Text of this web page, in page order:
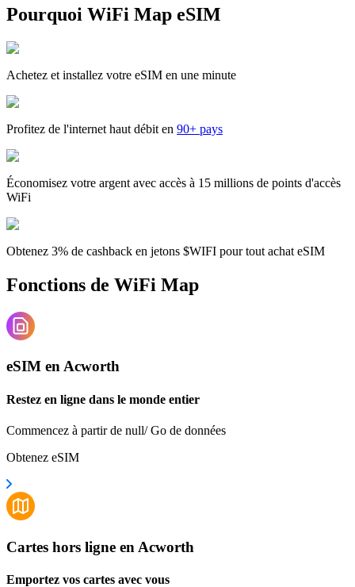
Pourquoi WiFi Map eSIM
Achetez et installez votre eSIM en une minute
Profitez de l'internet haut débit en 90+ pays
Économisez votre argent avec accès à 15 millions de points d'accès
WiFi
Obtenez 3% de cashback en jetons $WIFI pour tout achat eSIM
Fonctions de WiFi Map
eSIM en Acworth
Restez en ligne dans le monde entier
Commencez à partir de null/ Go de données
Obtenez eSIM
Cartes hors ligne en Acworth
Emportez vos cartes avec vous